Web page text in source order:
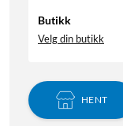
Butikk
Velg din butikk
HENT